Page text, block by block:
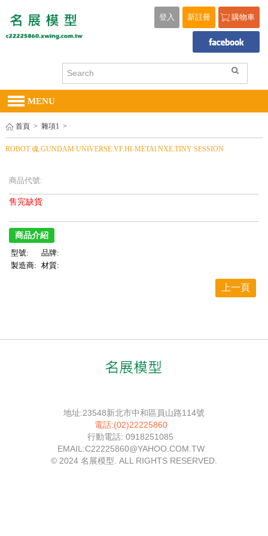
購物車
新註冊
登入
MENU
首頁 > 雜項1 >
ROBOT 魂.GUNDAM UNIVERSE.VF.HI-METAl.NXE.TINY SESSION
商品代號:
售完缺貨
商品介紹
型號:
品牌:
製造商:
材質:
上一頁
地址:23548新北市中和區員山路114號
電話:(02)22225860
行動電話: 0918251085
EMAIL:C22225860@YAHOO.COM.TW
© 2024 名展模型. ALL RIGHTS RESERVED.